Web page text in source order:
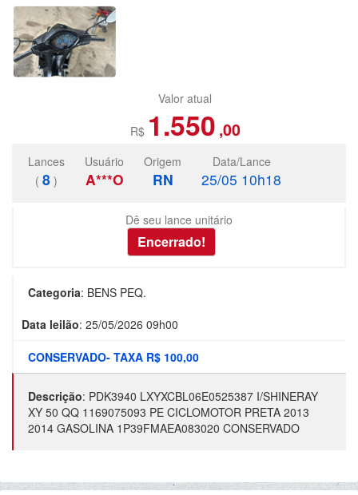
Valor atual
R$ 1.550 ,00
Lances
( 8 )
Usuário
A***O
Origem
RN
Data/Lance
25/05 10h18
Dê seu lance unitário
Categoria: BENS PEQ.
Data leilão: 25/05/2026 09h00
CONSERVADO- TAXA R$ 100,00
Descrição: PDK3940 LXYXCBL06E0525387 I/SHINERAY
XY 50 QQ 1169075093 PE CICLOMOTOR PRETA 2013
2014 GASOLINA 1P39FMAEA083020 CONSERVADO